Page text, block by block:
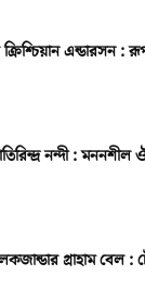
ক্রিশ্চিয়ান এন্ডারসন
নন্দী : মননশীল
গ্রাহাম বেল :